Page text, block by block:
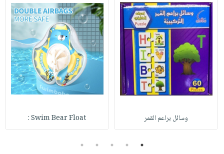
وسائل براعم القمر Swim Bear Float :
1
2
3
4
5